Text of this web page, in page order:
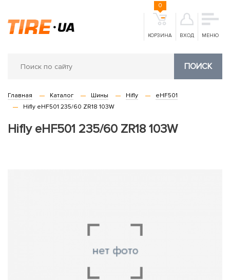
КОРЗИНА
0
ВХОД МЕНЮ
ПОИСК
Главная Каталог Шины Hifly
eHF501
Hifly eHF501 235/60 ZR18 103W
Hifly eHF501 235/60 ZR18 103W